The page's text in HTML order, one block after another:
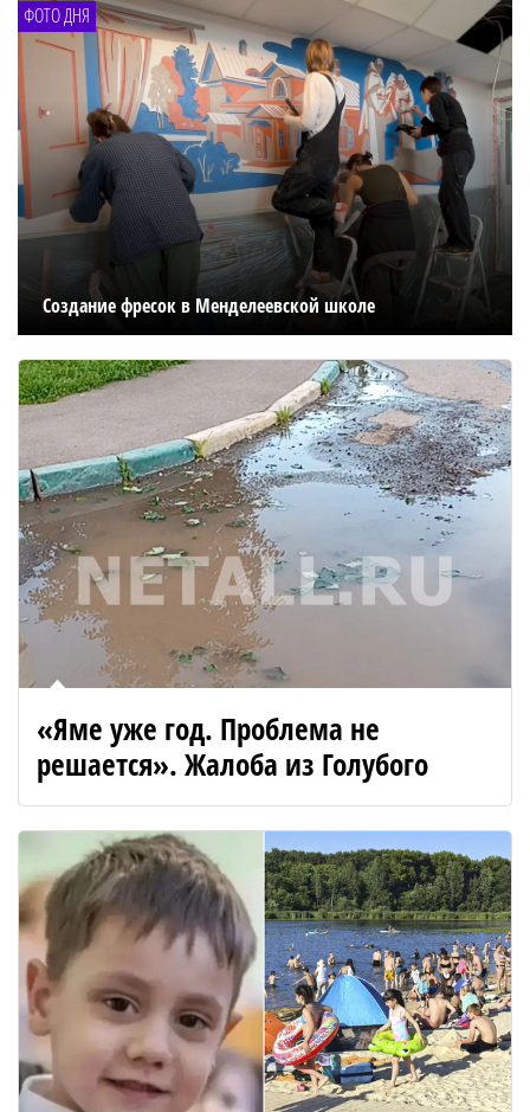
ФОТО ДНЯ
Создание фресок в Менделеевской школе
«Яме уже год. Проблема не
решается». Жалоба из Голубого